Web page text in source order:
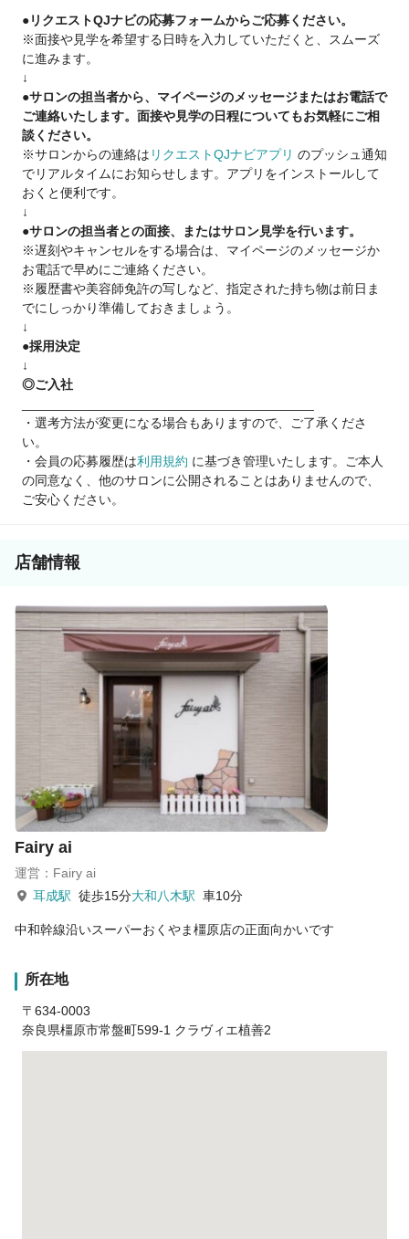
と考えております。
勤務時間や勤務日数、曜日もご相談にのりますので主婦の方も
多く活躍されています。仕事もプライベートも充実して『楽し
く！』を大切にしているサロンです。お仕事も大切ですが、ス
タッフ１人１人がプライベートも充実して欲しいと思っており
ます。
経験者の方やマツエク、ネイル施術も可能な方、大歓迎！私た
ちと一緒に楽しく働きませんか？
サロン見学も随時受付中ですので、お気軽にお問い合わせ下さ
い💌💨
●リクエストQJナビの応募フォームからご応募ください。
※面接や見学を希望する日時を入力していただくと、スムーズ
に進みます。
↓
●サロンの担当者から、マイページのメッセージまたはお電話で
ご連絡いたします。面接や見学の日程についてもお気軽にご相
談ください。
※サロンからの連絡は リクエストQJナビアプリ のプッシュ通知
でリアルタイムにお知らせします。アプリをインストールして
おくと便利です。
↓
●サロンの担当者との面接、またはサロン見学を行います。
※遅刻やキャンセルをする場合は、マイページのメッセージか
お電話で早めにご連絡ください。
※履歴書や美容師免許の写しなど、指定された持ち物は前日ま
でにしっかり準備しておきましょう。
↓
●採用決定
↓
◎ご入社
・選考方法が変更になる場合もありますので、ご了承くださ
い。
・会員の応募履歴は利用規約 に基づき管理いたします。ご本人
の同意なく、他のサロンに公開されることはありませんので、
ご安心ください。
店舗情報
Fairy ai
運営：Fairy ai
耳成駅 徒歩15分大和八木駅 車10分
中和幹線沿いスーパーおくやま橿原店の正面向かいです
所在地
〒634-0003
奈良県橿原市常盤町599-1 クラヴィエ植善2